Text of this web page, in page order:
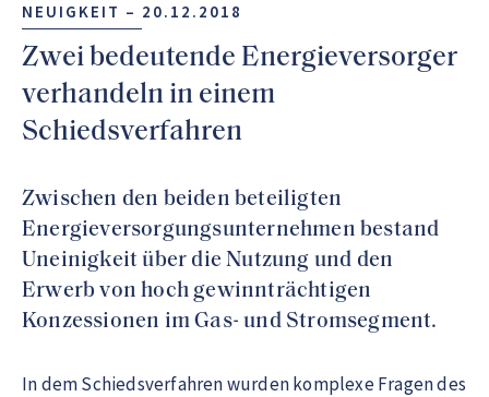
NEUIGKEIT – 20.12.2018
Zwei bedeutende Energieversorger
verhandeln in einem
Schiedsverfahren
Zwischen den beiden beteiligten
Energieversorgungsunternehmen bestand
Uneinigkeit über die Nutzung und den
Erwerb von hoch gewinnträchtigen
Konzessionen im Gas- und Stromsegment.
In dem Schiedsverfahren wurden komplexe Fragen des